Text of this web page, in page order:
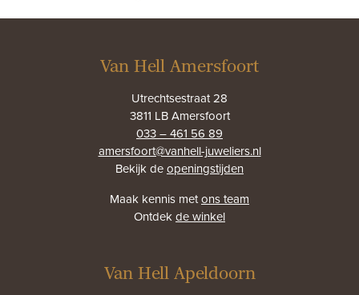
Van Hell Amersfoort
Utrechtsestraat 28
3811 LB Amersfoort
033 – 461 56 89
amersfoort@vanhell-juweliers.nl
Bekijk deopeningstijden
Maak kennis metons team
Ontdekde winkel
Van Hell Apeldoorn